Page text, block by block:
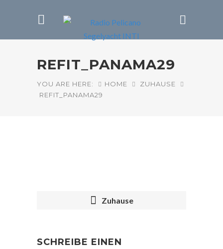
REFIT_PANAMA29
YOU ARE HERE: HOME
ZUHAUSE
REFIT_PANAMA29
NAVIGATION
Zuhause
SCHREIBE EINEN